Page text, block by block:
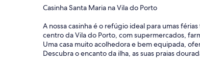
Casinha Santa Maria na Vila do Porto
A nossa casinha é o refúgio ideal para umas
centro da Vila do Porto, com supermercados,
Uma casa muito acolhedora e bem equipada,
Descubra o encanto da ilha, as suas praias